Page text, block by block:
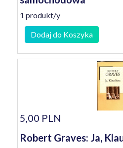
1 produkt/y
Dodaj do Koszyka
5,00 PLN
Robert Graves: Ja,